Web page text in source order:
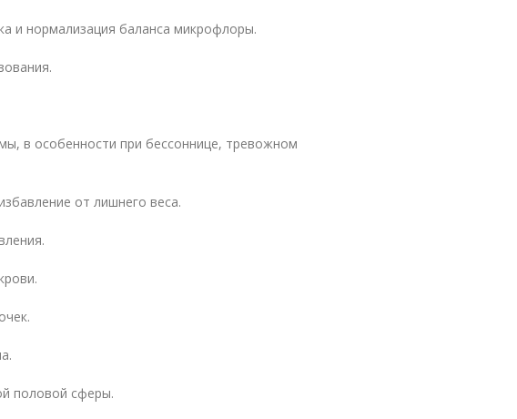
и нормализация баланса микрофлоры.
в особенности при бессоннице, тревожном
от лишнего веса.
половой сферы.